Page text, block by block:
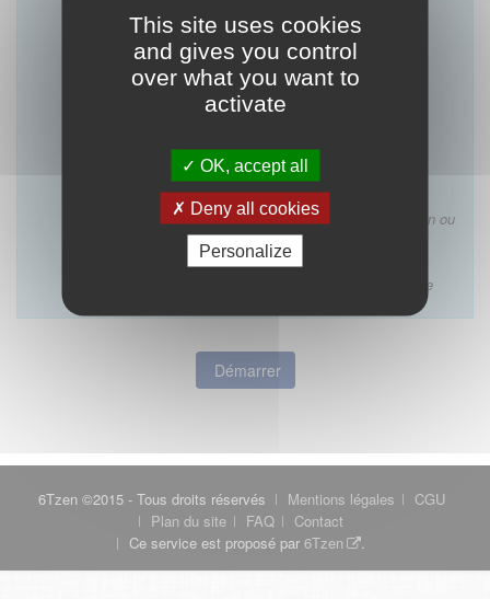
This site uses cookies
and gives you control
over what you want to
activate
OK, accept all
Deny all cookies
Personalize
D’autorisation d’exercice sur un site distinct de la
résidence professionnelle
D'autorisation d'installation après remplacement
D'exemption de garde
Ce formulaire ne concerne pas :
Les décisions des conseils départementaux
relatives à l’inscription au tableau, à la qualification ou
à la VAE ordinale
Les décisions rendues par un conseil régional ou
interrégional ou une juridiction disciplinaire ordinale
Démarrer
6Tzen ©2015 - Tous droits réservés Mentions légales
CGU
Plan du site
FAQ
Contact
Ce service est proposé par 6Tzen .